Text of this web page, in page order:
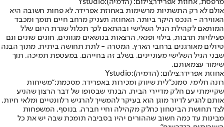
מרפסת, אחוזת אפרידר,צילום: (הדמיה):Ystudio
אולם לא רק התשתיות מרשימות באחוזת אפרידר. לא פחות חשובה היא
האווירה - הנכס היקר ביותר. האחוזה תעניק מרחב חיים תומך ומכבד
המותאם לקהילת הגיל השלישי ובהתאם לכך תכלול שגרת היום שלל
פעילויות תרבות, בילוי ופנאי, הרצאות בנושאים מגוונים, חוגים שונים וגם
טיולים מאורגנים ברחבי הארץ. המטרה - לתת תחושה ביתית, מתוך הבנה
שבני הגיל השלישי מעוניינים, בשלב זה בחייהם, במעטפת תמיכה, תוך
שימור עצמאותם.
אחוזת אפרידר,צילום: (הדמיה):Ystudio
רונה חלימי, סמנכ"לית שיווק ומכירות באפרידר, מסכמת:“משיחות
שקיימתי עם חלק מדיירי הבית, הבנתי שבסופו של דבר הרצון שהניע
אותם להגיע לדיור מוגן הוא בעיקר להמשיך להרגיש רלוונטיים ומלאי חיות,
לצד תחושת הביטחון כחלק מקהילה וחיי חברה. בנוסף, המשפחות
מבינות עד כמה חשוב שההורים יהיו בסביבה תומכת שבה יש את כל